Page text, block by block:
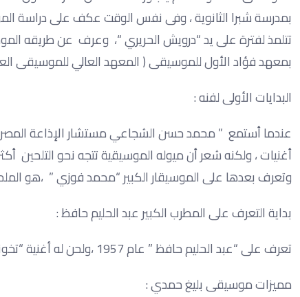
بمدرسة شبرا الثانوية ، وفى نفس الوقت عكف على دراسة
تتلمذ لفترة على يد “درويش الحريري “، وعرف عن طريقه
بمعهد فؤاد الأول للموسيقى ( المعهد العالي للموسيقى
البدايات الأولى لفنه :
عندما أستمع ” محمد حسن الشجاعي مستشار الإذاعة
أغنيات ، ولكنه شعر أن ميوله الموسيقية تتجه نحو التلحين
وتعرف بعدها على الموسيقار الكبير “محمد فوزي ” ،هو
بداية التعرف على المطرب الكبير عبد الحليم حافظ :
تعرف على “عبد الحليم حافظ ” عام 1957 ،ولحن له أغنية “تخونوه ” ثم توالت أعمالهم الفنية المشتركة بعد ذلك .
مميزات موسيقى بليغ حمدي :